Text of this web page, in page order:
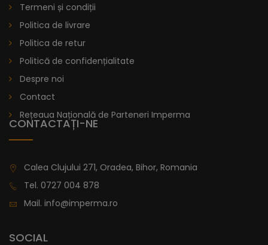
Termeni și condiții
Politica de livrare
Politica de retur
Politică de confidențialitate
Despre noi
Contact
Rețeaua Națională de Parteneri Imperma
CONTACTAȚI-NE
Calea Clujului 271, Oradea, Bihor, Romania
Tel. 0727 004 878
Mail. info@imperma.ro
SOCIAL